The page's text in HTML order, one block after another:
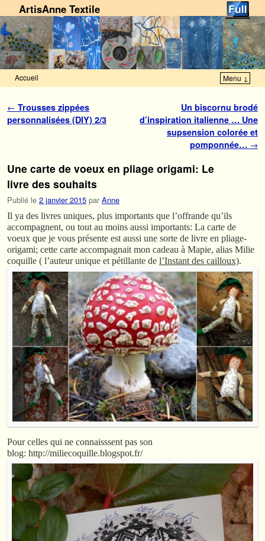
ArtisAnne Textile
Accueil Menu ↓
Navigation des articles
← Trousses zippées
personnalisées (DIY) 2/3
Un biscornu brodé
d’inspiration italienne … Une
supsension colorée et
pomponnée… →
Une carte de voeux en pliage origami: Le
livre des souhaits
Publié le 2 janvier 2015 par Anne
Il ya des livres uniques, plus importants que l’offrande qu’ils
accompagnent, ou tout au moins aussi importants: La carte de
voeux que je vous présente est aussi une sorte de livre en pliage-
origami; cette carte accompagnait mon cadeau à Mapie, alias Milie
coquille ( l’auteur unique et pétillante de l’Instant des cailloux).
Pour celles qui ne connaisssent pas son
blog: http://miliecoquille.blogspot.fr/